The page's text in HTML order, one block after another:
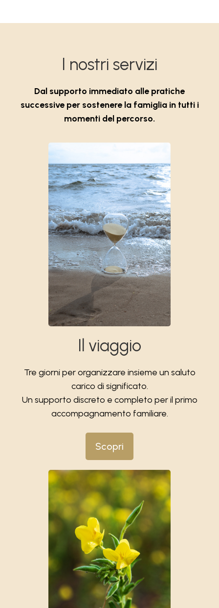
I nostri servizi
Dal supporto immediato alle pratiche
successive per sostenere la famiglia in tutti i
momenti del percorso.
Il viaggio
Tre giorni per organizzare insieme un saluto
carico di significato.
Un supporto discreto e completo per il primo
accompagnamento familiare.
Scopri